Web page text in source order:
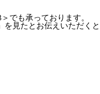
でも承っております。
見たとお伝えいただく